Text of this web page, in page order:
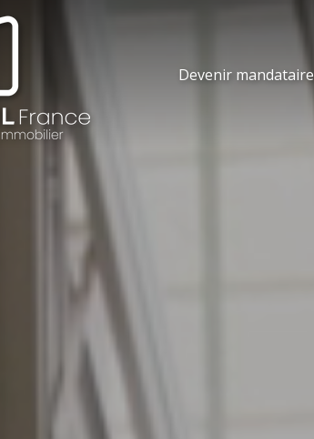
Devenir mandataire